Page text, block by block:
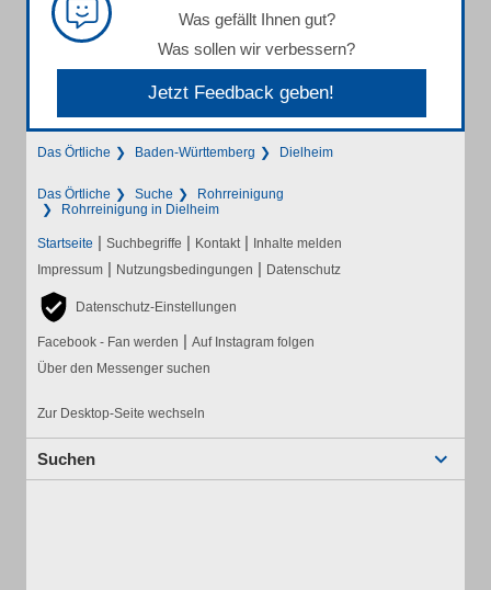
Was gefällt Ihnen gut?
Was sollen wir verbessern?
Jetzt Feedback geben!
Das Örtliche Baden-Württemberg Dielheim
Das Örtliche Suche
Rohrreinigung
Rohrreinigung in Dielheim
Startseite | Suchbegriffe | Kontakt | Inhalte melden
Impressum | Nutzungsbedingungen | Datenschutz
Datenschutz-Einstellungen
Facebook - Fan werden | Auf Instagram folgen
Über den Messenger suchen
Zur Desktop-Seite wechseln
Suchen